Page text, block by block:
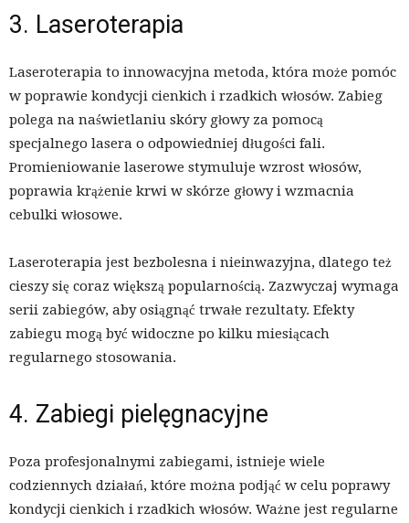
3. Laseroterapia
Laseroterapia to innowacyjna metoda, która może pomóc
w poprawie kondycji cienkich i rzadkich włosów. Zabieg
polega na naświetlaniu skóry głowy za pomocą
specjalnego lasera o odpowiedniej długości fali.
Promieniowanie laserowe stymuluje wzrost włosów,
poprawia krążenie krwi w skórze głowy i wzmacnia
cebulki włosowe.
Laseroterapia jest bezbolesna i nieinwazyjna, dlatego też
cieszy się coraz większą popularnością. Zazwyczaj wymaga
serii zabiegów, aby osiągnąć trwałe rezultaty. Efekty
zabiegu mogą być widoczne po kilku miesiącach
regularnego stosowania.
4. Zabiegi pielęgnacyjne
Poza profesjonalnymi zabiegami, istnieje wiele
codziennych działań, które można podjąć w celu poprawy
kondycji cienkich i rzadkich włosów. Ważne jest regularne